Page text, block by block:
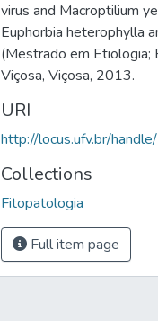
virus and Macroptilium
Euphorbia heterophylla
(Mestrado em Etiologia;
Viçosa, Viçosa, 2013.
URI
http://locus.ufv.br/
Collections
Fitopatologia
Full item page